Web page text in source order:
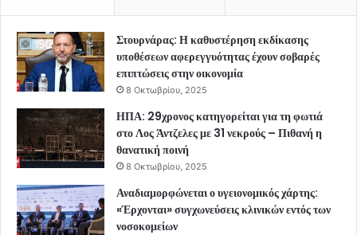
Στουρνάρας: Η καθυστέρηση εκδίκασης
υποθέσεων αφερεγγυότητας έχουν σοβαρές
επιπτώσεις στην οικονομία
8 Οκτωβρίου, 2025
ΗΠΑ: 29χρονος κατηγορείται για τη φωτιά
στο Λος Άντζελες με 31 νεκρούς – Πιθανή η
θανατική ποινή
8 Οκτωβρίου, 2025
Αναδιαμορφώνεται ο υγειονομικός χάρτης:
«Έρχονται» συγχωνεύσεις κλινικών εντός των
νοσοκομείων